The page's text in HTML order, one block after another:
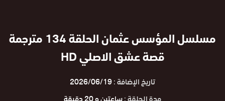
مسلسل المؤسس عثمان الحلقة 134 مترجمة
قصة عشق الاصلي HD
تاريخ الإضافة :2026/06/19